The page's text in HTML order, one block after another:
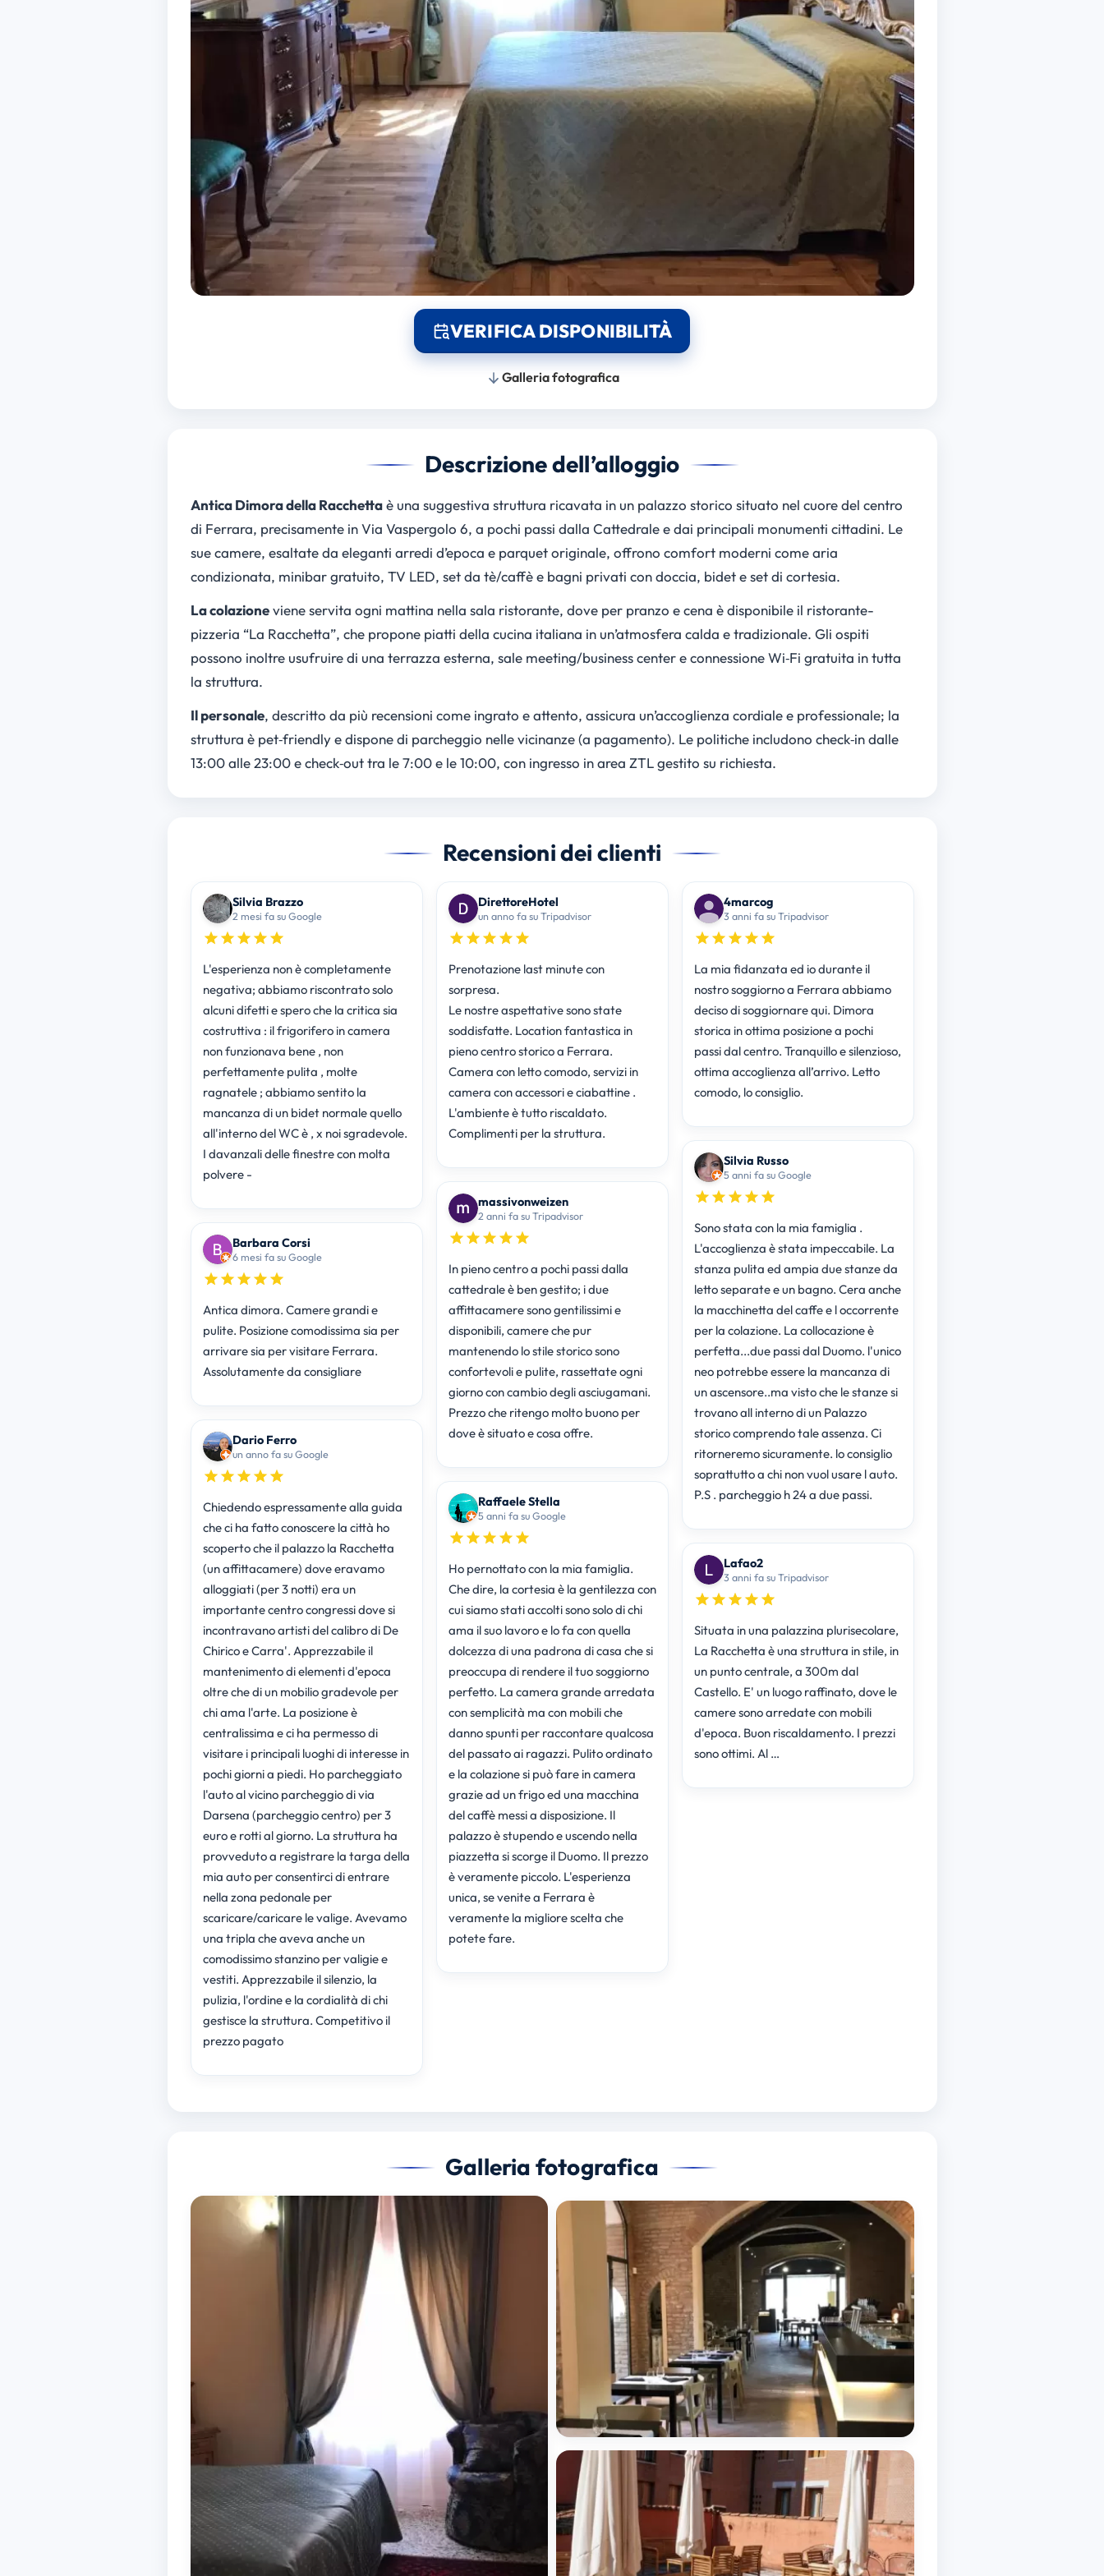
VERIFICA DISPONIBILITÀ
Galleria fotografica
Descrizione dell’alloggio
Antica Dimora della Racchettaè una suggestiva struttura ricavata in un palazzo storico situato nel cuore del centro
di Ferrara, precisamente in Via Vaspergolo 6, a pochi passi dalla Cattedrale e dai principali monumenti cittadini. Le
sue camere, esaltate da eleganti arredi d’epoca e parquet originale, offrono comfort moderni come aria
condizionata, minibar gratuito, TV LED, set da tè/caffè e bagni privati con doccia, bidet e set di cortesia.
La colazioneviene servita ogni mattina nella sala ristorante, dove per pranzo e cena è disponibile il ristorante-
pizzeria “La Racchetta”, che propone piatti della cucina italiana in un’atmosfera calda e tradizionale. Gli ospiti
possono inoltre usufruire di una terrazza esterna, sale meeting/business center e connessione Wi‑Fi gratuita in tutta
la struttura.
Il personale, descritto da più recensioni come ingrato e attento, assicura un’accoglienza cordiale e professionale; la
struttura è pet‑friendly e dispone di parcheggio nelle vicinanze (a pagamento). Le politiche includono check‑in dalle
13:00 alle 23:00 e check‑out tra le 7:00 e le 10:00, con ingresso in area ZTL gestito su richiesta.
Recensioni dei clienti
Silvia Brazzo
2 mesi fa su Google
L'esperienza non è completamente
negativa; abbiamo riscontrato solo
alcuni difetti e spero che la critica sia
costruttiva : il frigorifero in camera
non funzionava bene , non
perfettamente pulita , molte
ragnatele ; abbiamo sentito la
mancanza di un bidet normale quello
all'interno del WC è , x noi sgradevole.
I davanzali delle finestre con molta
polvere -
Barbara Corsi
6 mesi fa su Google
Antica dimora. Camere grandi e
pulite. Posizione comodissima sia per
arrivare sia per visitare Ferrara.
Assolutamente da consigliare
Dario Ferro
un anno fa su Google
Chiedendo espressamente alla guida
che ci ha fatto conoscere la città ho
scoperto che il palazzo la Racchetta
(un affittacamere) dove eravamo
alloggiati (per 3 notti) era un
importante centro congressi dove si
incontravano artisti del calibro di De
Chirico e Carra'. Apprezzabile il
mantenimento di elementi d'epoca
oltre che di un mobilio gradevole per
chi ama l'arte. La posizione è
centralissima e ci ha permesso di
visitare i principali luoghi di interesse in
pochi giorni a piedi. Ho parcheggiato
l'auto al vicino parcheggio di via
Darsena (parcheggio centro) per 3
euro e rotti al giorno. La struttura ha
provveduto a registrare la targa della
mia auto per consentirci di entrare
nella zona pedonale per
scaricare/caricare le valige. Avevamo
una tripla che aveva anche un
comodissimo stanzino per valigie e
vestiti. Apprezzabile il silenzio, la
pulizia, l'ordine e la cordialità di chi
gestisce la struttura. Competitivo il
prezzo pagato
DirettoreHotel
un anno fa su Tripadvisor
Prenotazione last minute con
sorpresa.
Le nostre aspettative sono state
soddisfatte. Location fantastica in
pieno centro storico a Ferrara.
Camera con letto comodo, servizi in
camera con accessori e ciabattine .
L'ambiente è tutto riscaldato.
Complimenti per la struttura.
massivonweizen
2 anni fa su Tripadvisor
In pieno centro a pochi passi dalla
cattedrale è ben gestito; i due
affittacamere sono gentilissimi e
disponibili, camere che pur
mantenendo lo stile storico sono
confortevoli e pulite, rassettate ogni
giorno con cambio degli asciugamani.
Prezzo che ritengo molto buono per
dove è situato e cosa offre.
Raffaele Stella
5 anni fa su Google
Ho pernottato con la mia famiglia.
Che dire, la cortesia è la gentilezza con
cui siamo stati accolti sono solo di chi
ama il suo lavoro e lo fa con quella
dolcezza di una padrona di casa che si
preoccupa di rendere il tuo soggiorno
perfetto. La camera grande arredata
con semplicità ma con mobili che
danno spunti per raccontare qualcosa
del passato ai ragazzi. Pulito ordinato
e la colazione si può fare in camera
grazie ad un frigo ed una macchina
del caffè messi a disposizione. Il
palazzo è stupendo e uscendo nella
piazzetta si scorge il Duomo. Il prezzo
è veramente piccolo. L'esperienza
unica, se venite a Ferrara è
veramente la migliore scelta che
potete fare.
4marcog
3 anni fa su Tripadvisor
La mia fidanzata ed io durante il
nostro soggiorno a Ferrara abbiamo
deciso di soggiornare qui. Dimora
storica in ottima posizione a pochi
passi dal centro. Tranquillo e silenzioso,
ottima accoglienza all’arrivo. Letto
comodo, lo consiglio.
Silvia Russo
5 anni fa su Google
Sono stata con la mia famiglia .
L'accoglienza è stata impeccabile. La
stanza pulita ed ampia due stanze da
letto separate e un bagno. Cera anche
la macchinetta del caffe e l occorrente
per la colazione. La collocazione è
perfetta...due passi dal Duomo. l'unico
neo potrebbe essere la mancanza di
un ascensore..ma visto che le stanze si
trovano all interno di un Palazzo
storico comprendo tale assenza. Ci
ritorneremo sicuramente. lo consiglio
soprattutto a chi non vuol usare l auto.
P.S . parcheggio h 24 a due passi.
Lafao2
3 anni fa su Tripadvisor
Situata in una palazzina plurisecolare,
La Racchetta è una struttura in stile, in
un punto centrale, a 300m dal
Castello. E' un luogo raffinato, dove le
camere sono arredate con mobili
d'epoca. Buon riscaldamento. I prezzi
sono ottimi. Al …
Galleria fotografica